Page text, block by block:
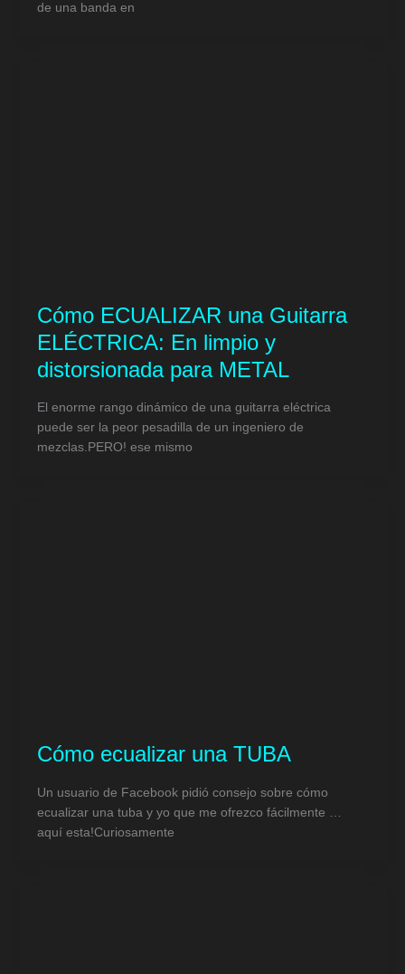
de una banda en
Cómo ECUALIZAR una Guitarra
ELÉCTRICA: En limpio y
distorsionada para METAL
El enorme rango dinámico de una guitarra eléctrica
puede ser la peor pesadilla de un ingeniero de
mezclas.PERO! ese mismo
Cómo ecualizar una TUBA
Un usuario de Facebook pidió consejo sobre cómo
ecualizar una tuba y yo que me ofrezco fácilmente …
aquí esta!Curiosamente